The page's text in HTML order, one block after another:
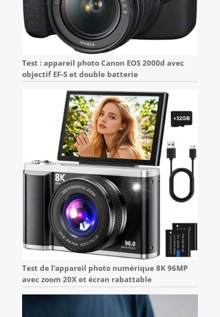
Test : appareil photo Canon EOS 2000d avec
objectif EF-S et double batterie
Test de l’appareil photo numérique 8K 96MP
avec zoom 20X et écran rabattable